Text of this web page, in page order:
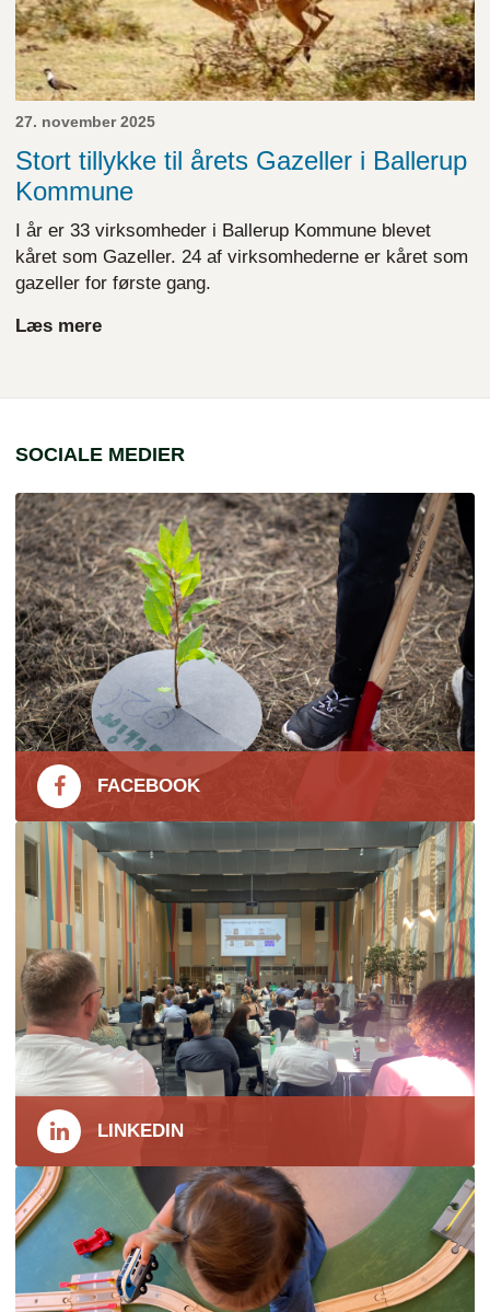
27. november 2025
Stort tillykke til årets Gazeller i Ballerup
Kommune
I år er 33 virksomheder i Ballerup Kommune blevet
kåret som Gazeller. 24 af virksomhederne er kåret som
gazeller for første gang.
Læs mere
SOCIALE MEDIER
FACEBOOK
LINKEDIN